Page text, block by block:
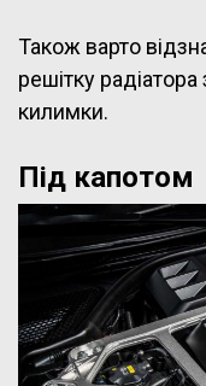
Також варто
решітку
килимки.
Під капотом